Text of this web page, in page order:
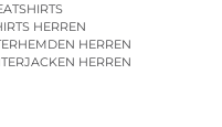
HERREN
HERREN
HERREN